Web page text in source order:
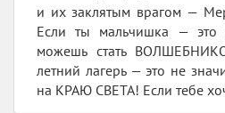
и их заклятым врагом —
Если ты мальчишка — это
можешь стать
летний лагерь — это не
на КРАЮ СВЕТА! Если тебе